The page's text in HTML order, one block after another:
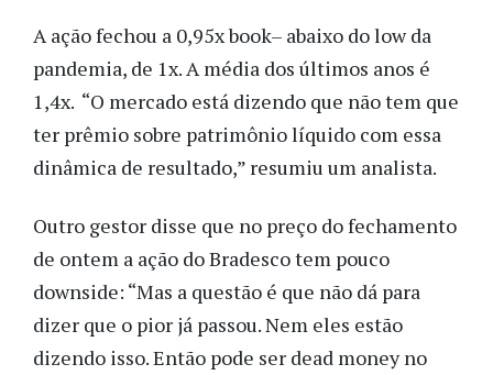
A ação fechou a 0,95x book– abaixo do low da
pandemia, de 1x. A média dos últimos anos é
1,4x. “O mercado está dizendo que não tem que
ter prêmio sobre patrimônio líquido com essa
dinâmica de resultado,” resumiu um analista.
Outro gestor disse que no preço do fechamento
de ontem a ação do Bradesco tem pouco
downside: “Mas a questão é que não dá para
dizer que o pior já passou. Nem eles estão
dizendo isso. Então pode ser dead money no